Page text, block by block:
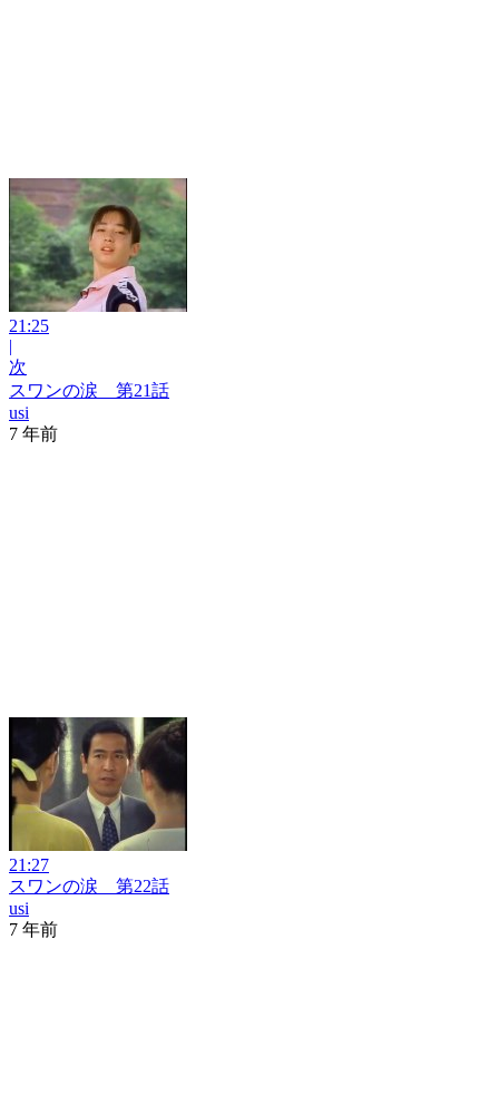
21:25
|
次
スワンの涙 第21話
usi
7 年前
21:27
スワンの涙 第22話
usi
7 年前